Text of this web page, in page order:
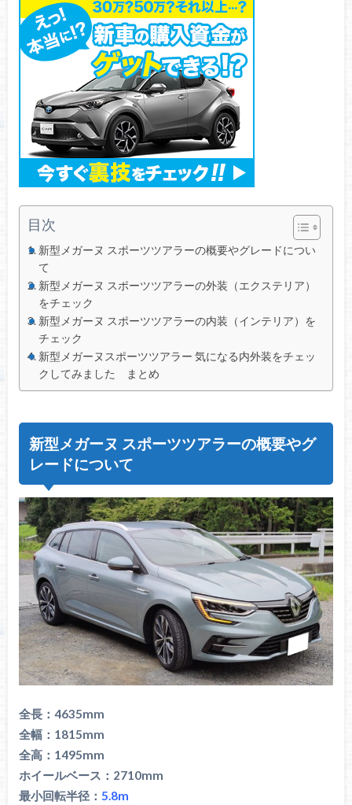
目次
新型メガーヌ スポーツツアラーの概要やグレードについ
て
新型メガーヌ スポーツツアラーの外装（エクステリア）
をチェック
新型メガーヌ スポーツツアラーの内装（インテリア）を
チェック
新型メガーヌスポーツツアラー 気になる内外装をチェッ
クしてみました まとめ
新型メガーヌ スポーツツアラーの概要やグ
レードについて
全長：4635mm
全幅：1815mm
全高：1495mm
ホイールベース：2710mm
最小回転半径： 5.8m